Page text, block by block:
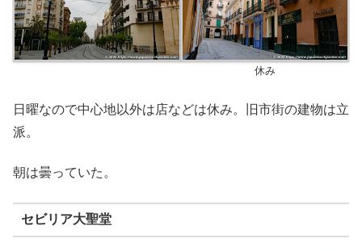
休み
日曜なので中心地以外は店などは休み。旧市街の建物は立
派。
朝は曇っていた。
セビリア大聖堂